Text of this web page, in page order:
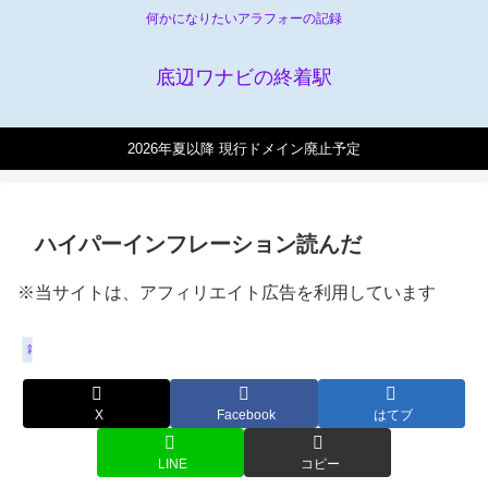
何かになりたいアラフォーの記録
底辺ワナビの終着駅
2026年夏以降 現行ドメイン廃止予定
ハイパーインフレーション読んだ
※当サイトは、アフィリエイト広告を利用しています
雑記
X Facebook はてブ
LINE コピー